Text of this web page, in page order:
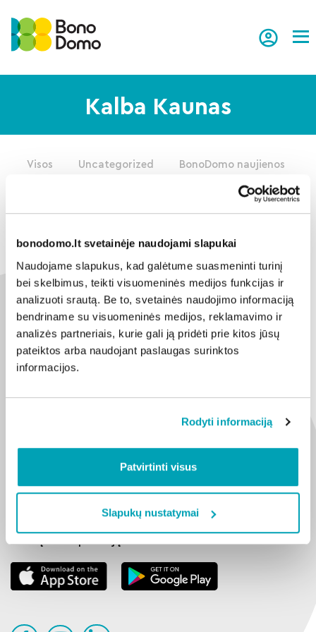
bonodomo.lt svetainėje naudojami slapukai
Naudojame slapukus, kad galėtume suasmeninti turinį
bei skelbimus, teikti visuomeninės medijos funkcijas ir
analizuoti srautą. Be to, svetainės naudojimo informaciją
bendriname su visuomeninės medijos, reklamavimo ir
analizės partneriais, kurie gali ją pridėti prie kitos jūsų
pateiktos arba naudojant paslaugas surinktos
informacijos.
Rodyti informaciją
Patvirtinti visus
Slapukų nustatymai
Kalba Kaunas
Visos Uncategorized BonoDomo naujienos
Apie mus
Naujienos
Video instrukcijos
Svetainės naudojimo taisyklės
Slapukų politika